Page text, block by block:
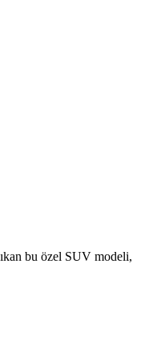
bu özel SUV modeli,